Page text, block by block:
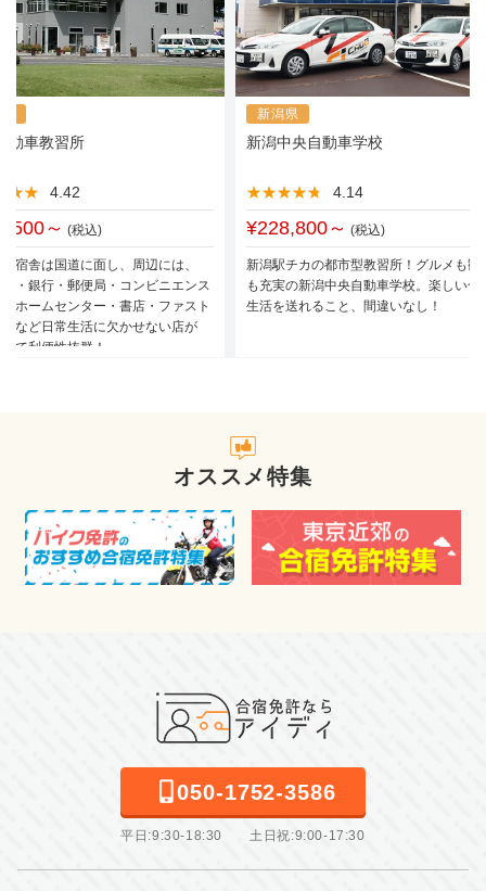
動車教習所
4.42
～ (税込)
宿舎は国道に面し、周辺には、
・銀行・郵便局・コンビニエンス
ホームセンター・書店・ファスト
など日常生活に欠かせない店が
て利便性抜群！
新潟県
新潟中央自動車学校
★★★★★
★★★★★ 4.14
¥228,800～ (税込)
新潟駅チカの都市型教習所！グルメも観
も充実の新潟中央自動車学校。楽しい合
生活を送れること、間違いなし！
オススメ特集
050-1752-3586
平日:9:30-18:30 土日祝:9:00-17:30